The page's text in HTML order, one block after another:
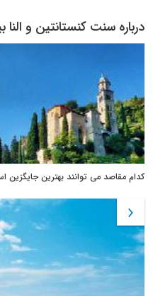
درباره سنت کنستانتین و النا
کدام مقاصد می توانند بهترین جایگزین